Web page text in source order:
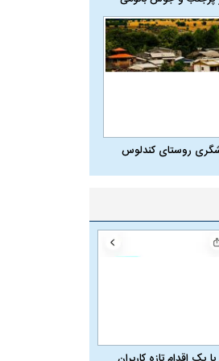
روستای کندلوس
دوران قاجار چگونه
حکومت پهلوی